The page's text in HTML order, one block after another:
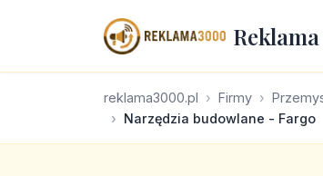
reklama3000.pl Firmy
Narzędzia budowlane - Fargo